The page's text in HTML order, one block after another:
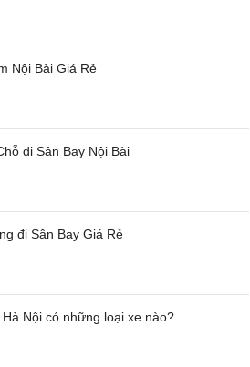
Nội Bài Giá Rẻ
đi Sân Bay Nội Bài
đi Sân Bay Giá Rẻ
Hà Nội có những loại xe nào? ...